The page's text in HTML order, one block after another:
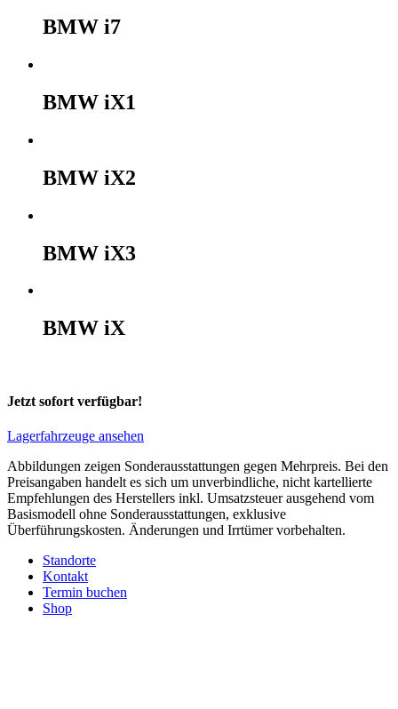
BMW i7
BMW iX1
BMW iX2
BMW iX3
BMW iX
Jetzt sofort verfügbar!
Lagerfahrzeuge ansehen
Abbildungen zeigen Sonderausstattungen gegen Mehrpreis. Bei den
Preisangaben handelt es sich um unverbindliche, nicht kartellierte
Empfehlungen des Herstellers inkl. Umsatzsteuer ausgehend vom
Basismodell ohne Sonderausstattungen, exklusive
Überführungskosten. Änderungen und Irrtümer vorbehalten.
Standorte
Kontakt
Termin buchen
Shop